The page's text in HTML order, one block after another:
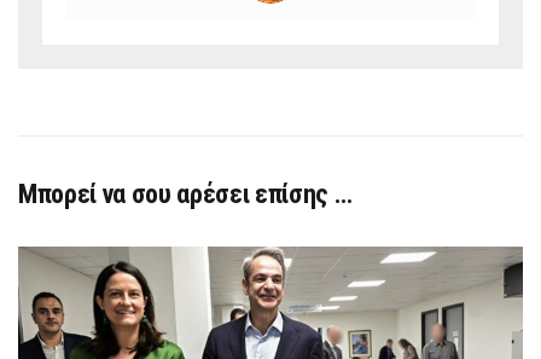
Μπορεί να σου αρέσει επίσης …